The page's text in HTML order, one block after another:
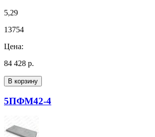
5,29
13754
Цена:
84 428 р.
В корзину
5ПФМ42-4